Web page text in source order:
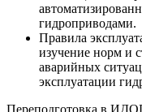
гидроприводами.
Правила
изучение норм и
аварийных
эксплуатации